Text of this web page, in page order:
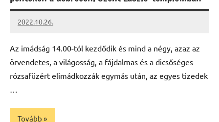
2022.10.26.
kovacs.agi
Az imádság 14.00-tól kezdődik és mind a négy, azaz az
örvendetes, a világosság, a fájdalmas és a dicsőséges
rózsafüzért elimádkozzák egymás után, az egyes tizedek
Tovább